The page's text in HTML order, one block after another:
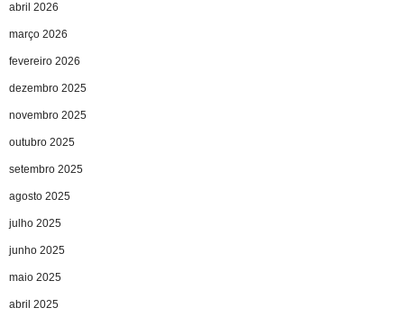
abril 2026
março 2026
fevereiro 2026
dezembro 2025
novembro 2025
outubro 2025
setembro 2025
agosto 2025
julho 2025
junho 2025
maio 2025
abril 2025